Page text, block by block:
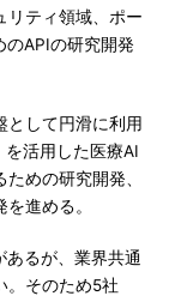
リティ領域、ポー
のAPIの研究開発
して円滑に利用
活用した医療AI
めの研究開発、
進める。
るが、業界共通
。そのため5社